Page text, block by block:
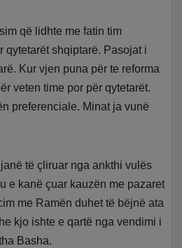
që lidhte me fatin tim
qytetarët shqiptarë. Pasojat i
Kur vjen puna për te reforma
veten time por për qytetarët.
preferenciale. Minat ja vunë
të çliruar nga ankthi vulës
e kanë çuar kauzën me pazaret
me Ramën duhet të bëjnë ata
kjo ishte e qartë nga vendimi i
Basha.